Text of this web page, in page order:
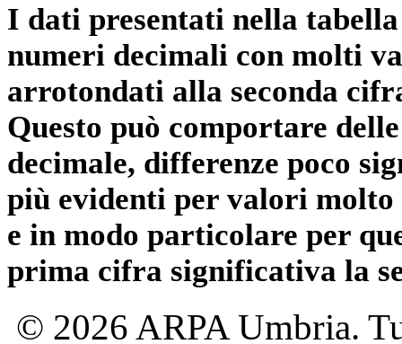
I dati presentati nella
numeri decimali con molti
arrotondati alla seconda
Questo può comportare
decimale, differenze poco
più evidenti per valori
e in modo particolare per
prima cifra significativa la
© 2026 ARPA Umbria.